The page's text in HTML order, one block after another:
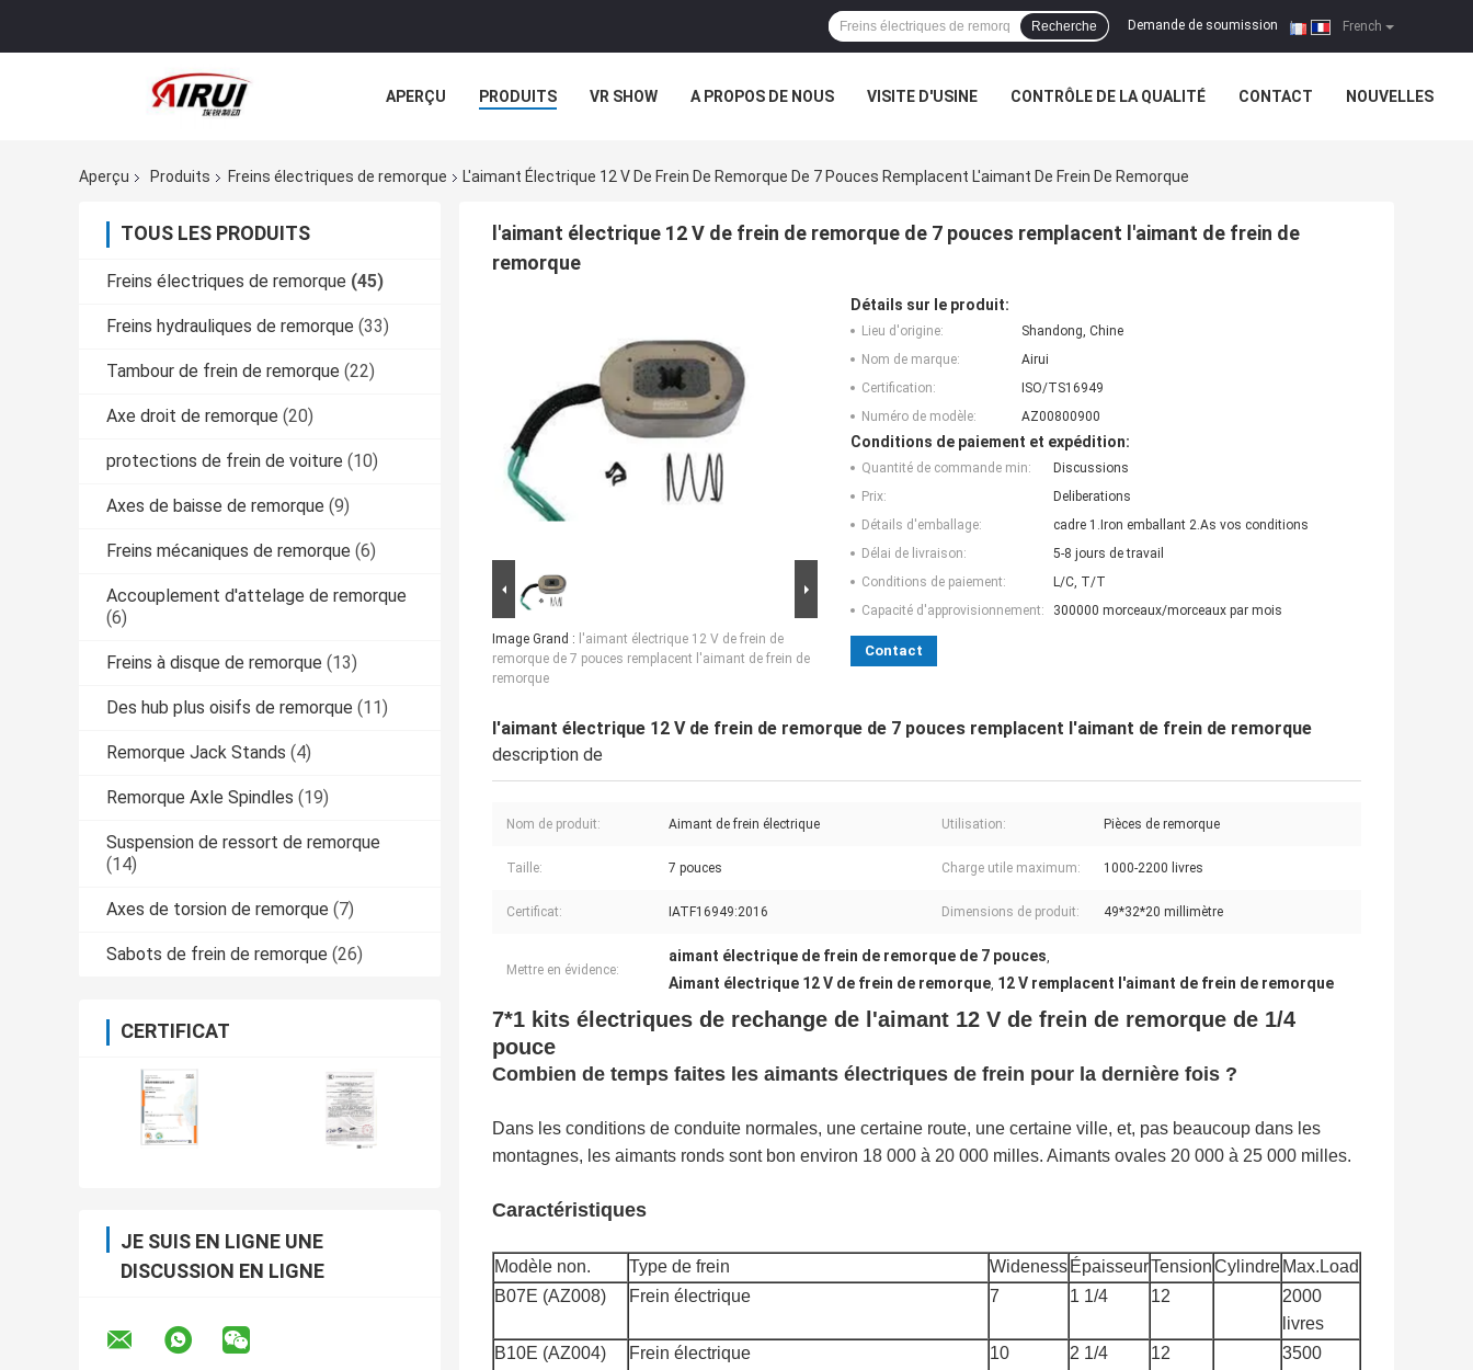
French
Demande de soumission |
Recherche
APERÇU PRODUITS VR SHOW A PROPOS DE NOUS VISITE D'USINE CONTRÔLE DE LA QUALITÉ CONTACT NOUVELLES
Aperçu
Produits Freins électriques de remorque L'aimant Électrique 12 V De Frein De Remorque De 7 Pouces Remplacent L'aimant De Frein De Remorque
TOUS LES PRODUITS
Freins électriques de remorque (45)
Freins hydrauliques de remorque (33)
Tambour de frein de remorque (22)
Axe droit de remorque (20)
protections de frein de voiture (10)
Axes de baisse de remorque (9)
Freins mécaniques de remorque (6)
Accouplement d'attelage de remorque
(6)
Freins à disque de remorque (13)
Des hub plus oisifs de remorque (11)
Remorque Jack Stands (4)
Remorque Axle Spindles (19)
Suspension de ressort de remorque
(14)
Axes de torsion de remorque (7)
Sabots de frein de remorque (26)
CERTIFICAT
JE SUIS EN LIGNE UNE
DISCUSSION EN LIGNE
l'aimant électrique 12 V de frein de remorque de 7 pouces remplacent l'aimant de frein de
remorque
Image Grand : l'aimant électrique 12 V de frein de
remorque de 7 pouces remplacent l'aimant de frein de
remorque
Détails sur le produit:
Lieu d'origine:
Shandong, Chine
Nom de marque:
Airui
Certification:
ISO/TS16949
Numéro de modèle:
AZ00800900
Conditions de paiement et expédition:
Quantité de commande min:
Discussions
Prix:
Deliberations
Détails d'emballage:
cadre 1.Iron emballant 2.As vos conditions
Délai de livraison:
5-8 jours de travail
Conditions de paiement:
L/C, T/T
Capacité d'approvisionnement:
300000 morceaux/morceaux par mois
Contact
l'aimant électrique 12 V de frein de remorque de 7 pouces remplacent l'aimant de frein de remorque
description de
Nom de produit: Aimant de frein électrique Utilisation: Pièces de remorque
Taille: 7 pouces Charge utile maximum: 1000-2200 livres
Certificat: IATF16949:2016 Dimensions de produit: 49*32*20 millimètre
Mettre en évidence:
aimant électrique de frein de remorque de 7 pouces,
Aimant électrique 12 V de frein de remorque, 12 V remplacent l'aimant de frein de remorque
7*1 kits électriques de rechange de l'aimant 12 V de frein de remorque de 1/4
pouce
Combien de temps faites les aimants électriques de frein pour la dernière fois ?
Dans les conditions de conduite normales, une certaine route, une certaine ville, et, pas beaucoup dans les
montagnes, les aimants ronds sont bon environ 18 000 à 20 000 milles. Aimants ovales 20 000 à 25 000 milles.
Caractéristiques
Modèle non. Type de frein Wideness ÉpaisseurTensionCylindre Max.Load
B07E (AZ008)
Frein électrique 7 1 1/4 12
2000
livres
B10E (AZ004)
Frein électrique 10 2 1/4 12
3500